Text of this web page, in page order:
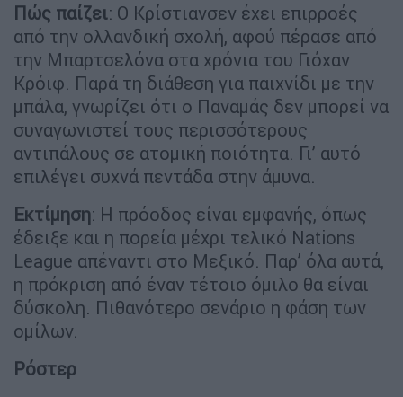
Πώς παίζει: Ο Κρίστιανσεν έχει επιρροές
από την ολλανδική σχολή, αφού πέρασε από
την Μπαρτσελόνα στα χρόνια του Γιόχαν
Κρόιφ. Παρά τη διάθεση για παιχνίδι με την
μπάλα, γνωρίζει ότι ο Παναμάς δεν μπορεί να
συναγωνιστεί τους περισσότερους
αντιπάλους σε ατομική ποιότητα. Γι’ αυτό
επιλέγει συχνά πεντάδα στην άμυνα.
Εκτίμηση: Η πρόοδος είναι εμφανής, όπως
έδειξε και η πορεία μέχρι τελικό Nations
League απέναντι στο Μεξικό. Παρ’ όλα αυτά,
η πρόκριση από έναν τέτοιο όμιλο θα είναι
δύσκολη. Πιθανότερο σενάριο η φάση των
ομίλων.
Ρόστερ